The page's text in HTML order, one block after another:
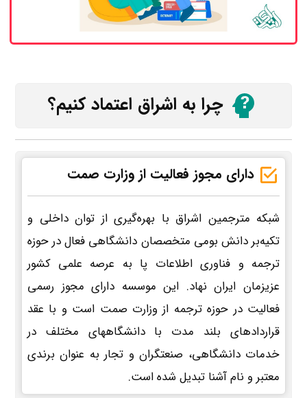
چرا به اشراق اعتماد کنیم؟
دارای مجوز فعالیت از وزارت صمت
شبکه مترجمین اشراق با بهره‌گیری از توان داخلی و
تکیه‌بر دانش بومی متخصصان دانشگاهی فعال در حوزه
ترجمه و فناوری اطلاعات پا به عرصه علمی کشور
عزیزمان ایران نهاد. این موسسه دارای مجوز رسمی
فعالیت در حوزه ترجمه از وزارت صمت است و با عقد
قراردادهای بلند مدت با دانشگاههای مختلف در
خدمات دانشگاهی، صنعتگران و تجار به عنوان برندی
معتبر و نام آشنا تبدیل شده است.